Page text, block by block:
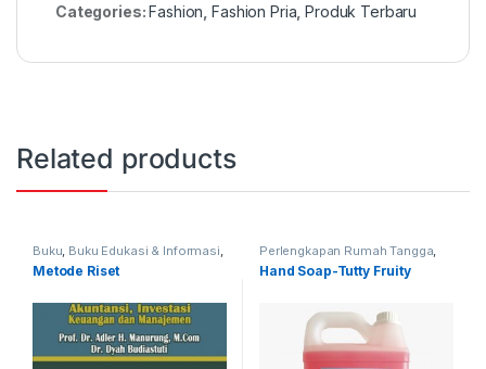
Categories:Fashion ,Fashion Pria ,Produk Terbaru
Related products
Buku Buku Edukasi & Informasi
Produk Terbaru
Metode Riset
Perlengkapan Rumah Tangga
Produk Terbaru
Hand Soap-Tutty Fruity